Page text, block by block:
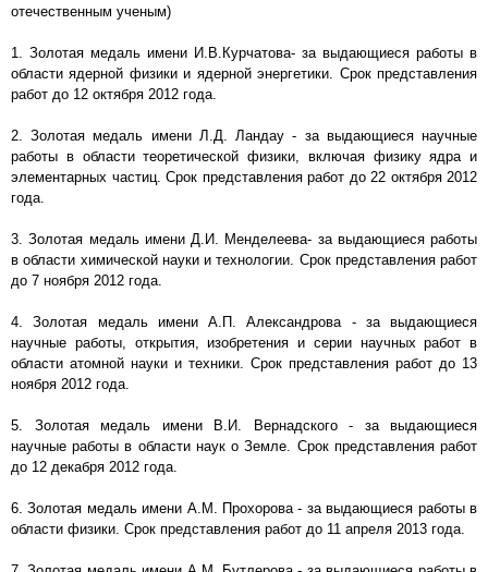
отечественным ученым)
1. Золотая медаль имени И.В.Курчатова- за выдающиеся работы в
области ядерной физики и ядерной энергетики. Срок представления
работ до 12 октября 2012 года.
2. Золотая медаль имени Л.Д. Ландау - за выдающиеся научные
работы в области теоретической физики, включая физику ядра и
элементарных частиц. Срок представления работ до 22 октября 2012
года.
3. Золотая медаль имени Д.И. Менделеева- за выдающиеся работы
в области химической науки и технологии. Срок представления работ
до 7 ноября 2012 года.
4. Золотая медаль имени А.П. Александрова - за выдающиеся
научные работы, открытия, изобретения и серии научных работ в
области атомной науки и техники. Срок представления работ до 13
ноября 2012 года.
5. Золотая медаль имени В.И. Вернадского - за выдающиеся
научные работы в области наук о Земле. Срок представления работ
до 12 декабря 2012 года.
6. Золотая медаль имени A.M. Прохорова - за выдающиеся работы в
области физики. Срок представления работ до 11 апреля 2013 года.